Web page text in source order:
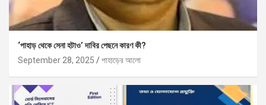
‘পাহাড় থেকে সেনা হটাও’ দাবির পেছনে কারণ কী?
September 28, 2025
পাহাড়ের আলো